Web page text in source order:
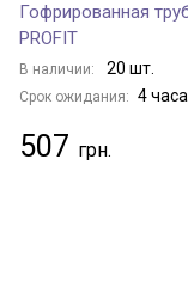
Гофрированная
PROFIT
В наличии: 20 шт.
Срок ожидания: 4 часа
507